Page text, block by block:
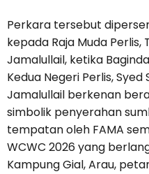
Perkara tersebut
kepada Raja Muda Perlis,
Jamalullail, ketika
Kedua Negeri Perlis,
Jamalullail berkenan
simbolik penyerahan
tempatan oleh FAMA
WCWC 2026 yang
Kampung Gial, Arau,